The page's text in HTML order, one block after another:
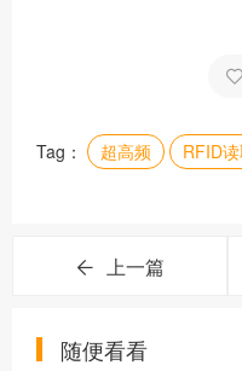
Tag： 超高频 RFID
上一篇
随便看看